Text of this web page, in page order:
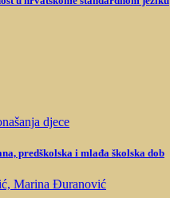
predškolska i mlađa školska dob
Marina Đuranović